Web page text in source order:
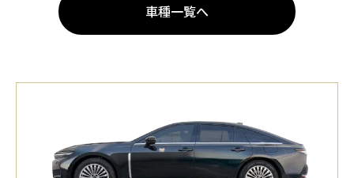
車種一覧へ